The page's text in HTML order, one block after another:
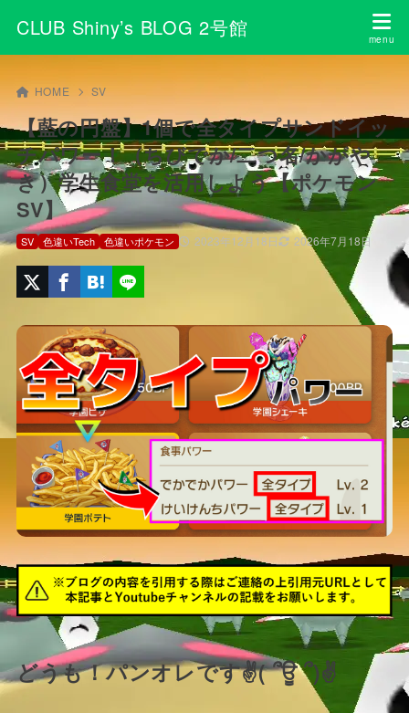
CLUB Shiny’s BLOG 2号館
HOME SV
【藍の円盤】1個で全タイプサンドイッ
チパワー！（ちびでか/二つ名/かがや
き）学生食堂を活用しよう【ポケモン
SV】
2023年12月18日 2026年7月18日
SV 色違いTech 色違いポケモン
どうも！パンオレです✌( ՞ਊ ՞)✌